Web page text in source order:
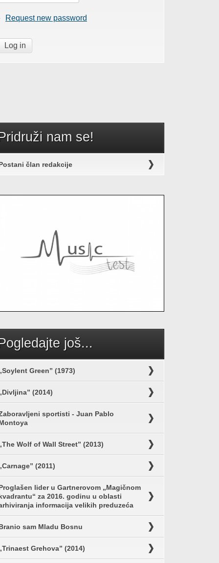
Request new password
nam se!
član redakcije
još...
Green” (1973)
(2014)
sportisti - Juan Pablo
Wolf of Wall Street” (2013)
(2011)
lider u Gartnerovom „Magičnom
za 2016. godinu u oblasti
informacija velikih preduzeća
sam Mladu Bosnu
Grehova” (2014)